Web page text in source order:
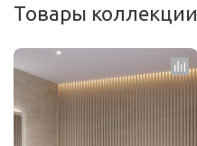
Товары коллекции